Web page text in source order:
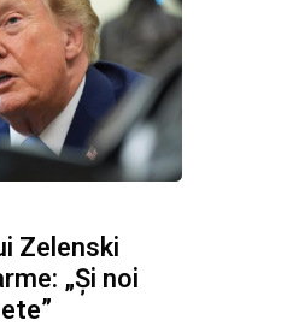
Zelenski
„Și noi